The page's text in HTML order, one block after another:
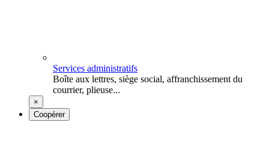
Services administratifs
Boîte aux lettres, siège social, affranchissement du
courrier, plieuse...
×
Coopérer